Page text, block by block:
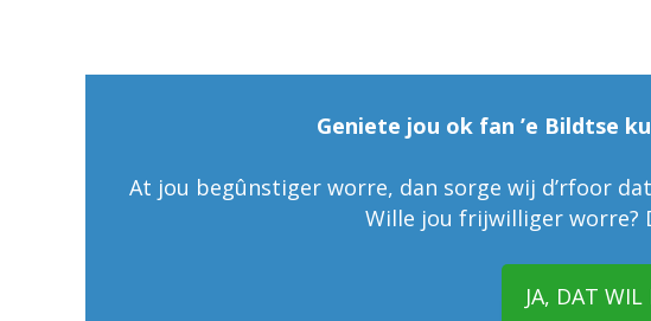
Geniete jou ok fan ’e Bildtse
At jou begûnstiger worre, dan sorge wij d’rfoor
Wille jou frijwilliger worre?
JA, DAT WIL